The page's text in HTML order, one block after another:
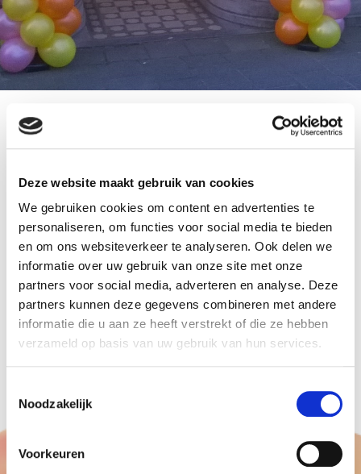
Deze website maakt gebruik van cookies
We gebruiken cookies om content en advertenties te
personaliseren, om functies voor social media te bieden
en om ons websiteverkeer te analyseren. Ook delen we
informatie over uw gebruik van onze site met onze
partners voor social media, adverteren en analyse. Deze
partners kunnen deze gegevens combineren met andere
informatie die u aan ze heeft verstrekt of die ze hebben
verzameld op basis van uw gebruik van hun services.
Noodzakelijk
Voorkeuren
door:
ballonnenboog Wormerveer
Eigenaar van Schoenmakerij Graas te Wormerveer
is al 25 jaar in het vak werkzaam.
Hiervoor een ballonnenboog geplaatst in de
kleuren geel, oranje en lichtpaars.
Van harte gefeliciteerd namens
ballonnenpartners.